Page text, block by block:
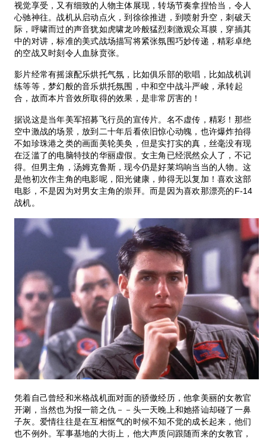
视觉享受，又有细致的人物主体展现，转场节奏拿捏恰当，令人
心驰神往。战机从启动点火，到徐徐推进，到喷射升空，刺破天
际，呼啸而过的声音犹如虎啸龙吟般猛烈刺激观众耳膜，穿插其
中的对讲，标准的美式战场描写将紧张氛围巧妙传递，精彩卓绝
的空战又时刻令人血脉贲张。
影片经常有摇滚配乐烘托气氛，比如俱乐部的歌唱，比如战机训
练等等，梦幻般的音乐烘托氛围，中和空中战斗严峻，承转起
合，故而本片音效所取得的效果，是非常厉害的！
据说这是当年美军招募飞行员的宣传片。名不虚传，精彩！那些
空中激战的场景，放到二十年后看依旧惊心动魄，也许爆炸拍得
不如珍珠港之类的画面美轮美奂，但是实打实的真，丝毫没有现
在泛滥了的电脑特技的华丽虚假。女主角已经泯然众人了，不记
得。但男主角，汤姆克鲁斯，现今仍是好莱坞响当当的人物。这
是他初次作主角的电影呢，阳光健康，帅得无以复加！喜欢这部
电影，不是因为对男女主角的崇拜。而是因为喜欢那漂亮的F-14
战机。
凭着自己曾经和米格战机面对面的骄傲经历，他拿美丽的女教官
开涮，当然也为报一箭之仇－－头一天晚上和她搭讪却碰了一鼻
子灰。爱情往往是在互相怄气的时候不知不觉的成长起来，他们
也不例外。军事基地的大街上，他大声质问跟随而来的女教官，